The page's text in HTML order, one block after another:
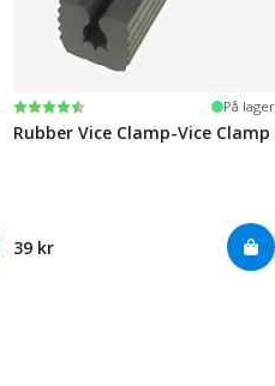
Karakter:
4.6 av 5 mulige På lager
Rubber Vice Clamp-Vice Clamp
39 kr